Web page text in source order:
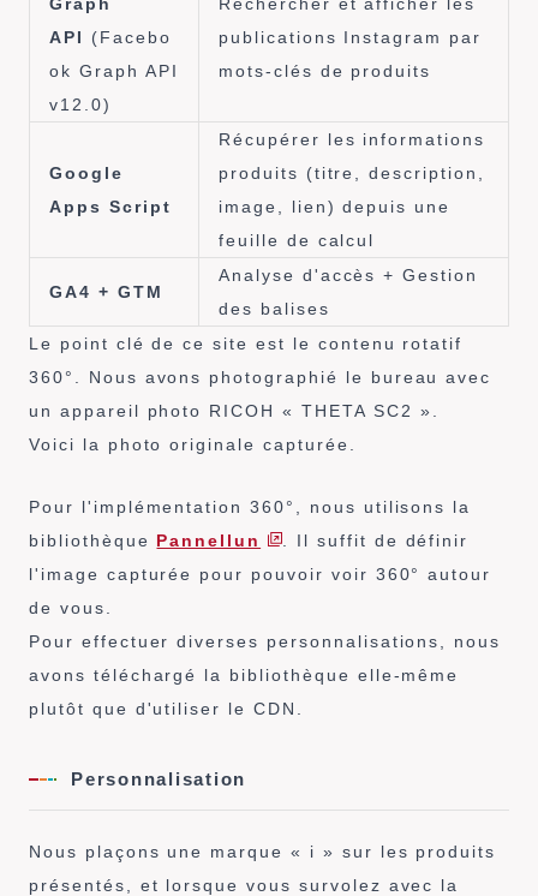
API
(Facebo
ok Graph API
v12.0)
publications Instagram par
mots-clés de produits
Google
Apps Script
Récupérer les informations
produits (titre, description,
image, lien) depuis une
feuille de calcul
GA4 + GTM
Analyse d'accès + Gestion
des balises
Le point clé de ce site est le contenu rotatif
360°. Nous avons photographié le bureau avec
un appareil photo RICOH « THETA SC2 ».
Voici la photo originale capturée.
Pour l'implémentation 360°, nous utilisons la
bibliothèque Pannellun
. Il suffit de définir
l'image capturée pour pouvoir voir 360° autour
de vous.
Pour effectuer diverses personnalisations, nous
avons téléchargé la bibliothèque elle-même
plutôt que d'utiliser le CDN.
Personnalisation
Nous plaçons une marque « i » sur les produits
présentés, et lorsque vous survolez avec la